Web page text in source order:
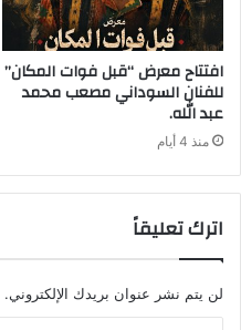
افتتاح معرض “قبل فوات المكان”
للفنان السوداني مصعب محمد
عبد الله.
منذ 4 أيام
اترك تعليقاً
لن يتم نشر عنوان بريدك الإلكتروني.